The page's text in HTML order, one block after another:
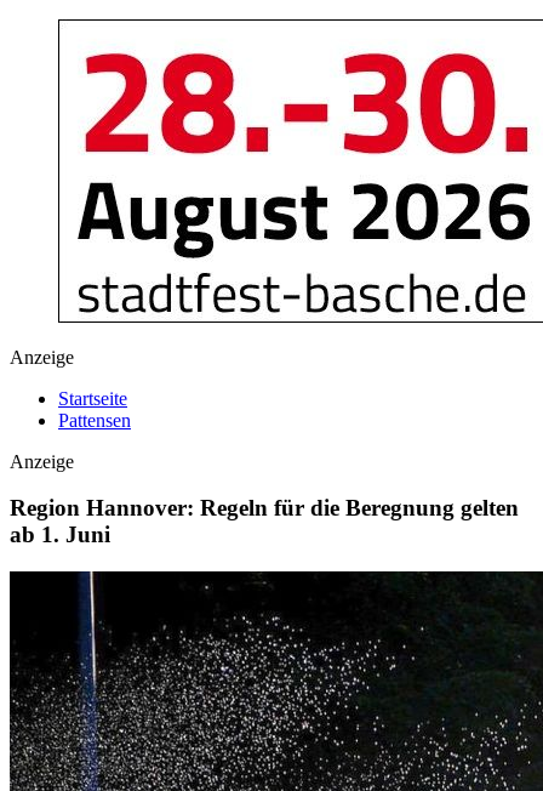
Anzeige
Startseite
Pattensen
Anzeige
Region Hannover: Regeln für die Beregnung gelten
ab 1. Juni